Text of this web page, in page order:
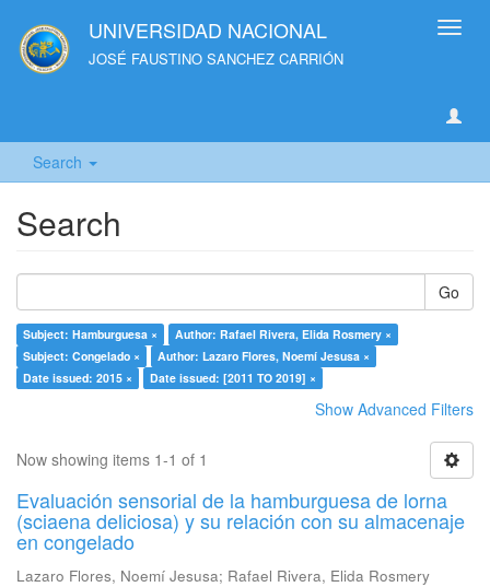
UNIVERSIDAD NACIONAL
JOSÉ FAUSTINO SANCHEZ CARRIÓN
Search
Search
Go
Subject: Hamburguesa ×
Author: Rafael Rivera, Elida Rosmery ×
Subject: Congelado ×
Author: Lazaro Flores, Noemí Jesusa ×
Date issued: 2015 ×
Date issued: [2011 TO 2019] ×
Show Advanced Filters
Now showing items 1-1 of 1
Evaluación sensorial de la hamburguesa de lorna
(sciaena deliciosa) y su relación con su almacenaje
en congelado
Lazaro Flores, Noemí Jesusa; Rafael Rivera, Elida Rosmery